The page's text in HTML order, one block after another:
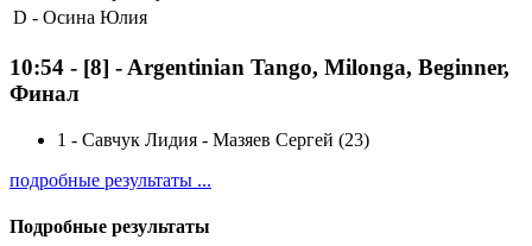
D - Осина Юлия
10:54 - [8] - Argentinian Tango, Milonga, Beginner,
Финал
1 - Савчук Лидия - Мазяев Сергей (23)
подробные результаты ...
Подробные результаты